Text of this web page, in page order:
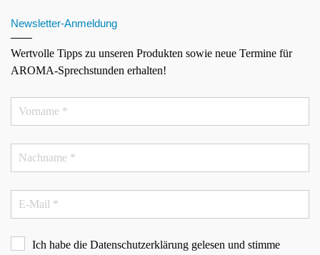
Newsletter-Anmeldung
Wertvolle Tipps zu unseren Produkten sowie neue Termine für
AROMA-Sprechstunden erhalten!
Ich habe die Datenschutzerklärung gelesen und stimme